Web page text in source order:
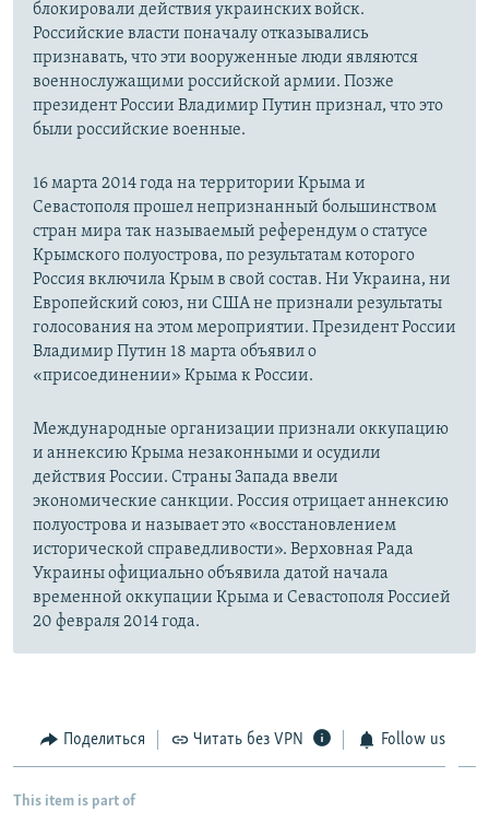
блокировали действия украинских войск.
Российские власти поначалу отказывались
признавать, что эти вооруженные люди являются
военнослужащими российской армии. Позже
президент России Владимир Путин признал, что это
были российские военные.
16 марта 2014 года на территории Крыма и
Севастополя прошел непризнанный большинством
стран мира так называемый референдум о статусе
Крымского полуострова, по результатам которого
Россия включила Крым в свой состав. Ни Украина, ни
Европейский союз, ни США не признали результаты
голосования на этом мероприятии. Президент России
Владимир Путин 18 марта объявил о
«присоединении» Крыма к России.
Международные организации признали оккупацию
и аннексию Крыма незаконными и осудили
действия России. Страны Запада ввели
экономические санкции. Россия отрицает аннексию
полуострова и называет это «восстановлением
исторической справедливости». Верховная Рада
Украины официально объявила датой начала
временной оккупации Крыма и Севастополя Россией
20 февраля 2014 года.
Поделиться Читать без VPN Follow us
This item is part of